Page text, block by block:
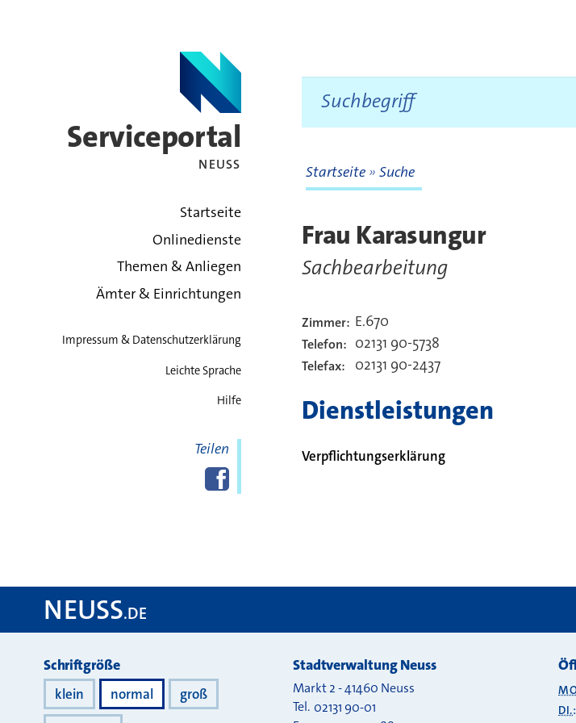
Serviceportal
NEUSS
zurück zur Startseite
Startseite
Onlinedienste
Themen & Anliegen
Ämter & Einrichtungen
Impressum & Datenschutzerklärung
Leichte Sprache
Hilfe
Teilen
Diese Seite bei
Facebook
teilen
Startseite Suche
Frau Karasungur
Sachbearbeitung
Kontakt
Zimmer: E.670
Telefon: 02131 90-5738
Telefax: 02131 90-2437
Dienstleistungen
Verpflichtungserklärung
NEUSS.DE
Darstellung
Schriftgröße
klein normal
groß
Stadtverwaltung Neuss
Markt 2-41460 Neuss
Tel. 02131 90-01
DI.: